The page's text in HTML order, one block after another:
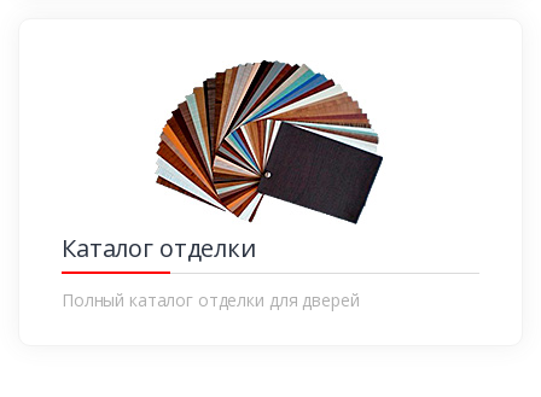
Каталог отделки
Полный каталог отделки для дверей